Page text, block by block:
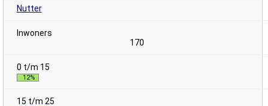
Nutter
170
12%